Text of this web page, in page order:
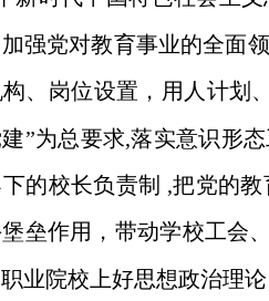
强党对教育事业的全面
、岗位设置，用人计划
”为总要求,落实意识形
的校长负责制 ,把党的
垒作用，带动学校工会
业院校上好思想政治理